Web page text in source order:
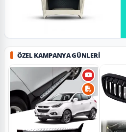
ÖZEL KAMPANYA GÜNLERI